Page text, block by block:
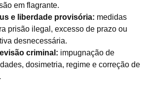
em flagrante.
e liberdade provisória: medidas
prisão ilegal, excesso de prazo ou
desnecessária.
criminal: impugnação de
dosimetria, regime e correção de